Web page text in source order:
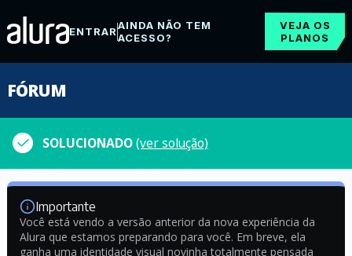
ENTRARAINDA NÃO TEM
ACESSO?
VEJA OS
PLANOS
FÓRUM
SOLUCIONADO(ver solução)
Importante
Você está vendo a versão anterior da nova experiência da
Alura que estamos preparando para você. Em breve, ela
ganha uma identidade visual novinha totalmente pensada